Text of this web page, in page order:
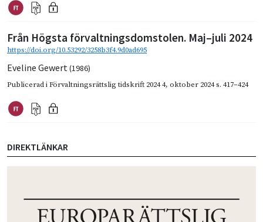
Från Högsta förvaltningsdomstolen. Maj–juli 2024
https://doi.org/10.53292/3258b3f4.9d0ad695
Eveline Gewert(1986)
Publicerad iFörvaltningsrättslig tidskrift 2024 4, oktober 2024s. 417–424
DIREKTLÄNKAR